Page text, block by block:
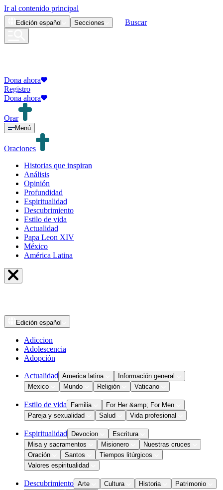
Ir al contenido principal
Edición español Secciones Buscar
Dona ahora
Registro
Dona ahora
Orar
Menú
Oraciones
Historias que inspiran
Análisis
Opinión
Profundidad
Espiritualidad
Descubrimiento
Estilo de vida
Actualidad
Papa Leon XIV
México
América Latina
Edición español
Adiccion
Adolescencia
Adopción
Actualidad America latina
Información general
Mexico
Mundo Religión Vaticano
Estilo de vida Familia
For Her &amp; For Men
Pareja y sexualidad
Salud Vida profesional
Espiritualidad Devocion
Escritura
Misa y sacramentos
Misionero
Nuestras cruces
Oración
Santos
Tiempos litúrgicos
Valores espiritualidad
Descubrimiento Arte Cultura Historia
Patrimonio